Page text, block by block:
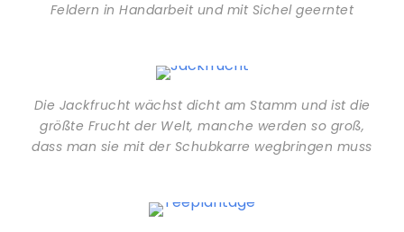
Feldern in Handarbeit und mit Sichel geerntet
Die Jackfrucht wächst dicht am Stamm und ist die
größte Frucht der Welt, manche werden so groß,
dass man sie mit der Schubkarre wegbringen muss